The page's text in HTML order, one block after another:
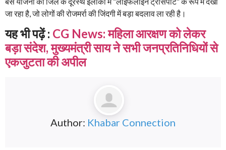
जा रहा है, जो लोगों की रोजमर्रा की जिंदगी में बड़ा बदलाव ला रही है।
यह भी पढ़ें : CG News: महिला आरक्षण को लेकर
बड़ा संदेश, मुख्यमंत्री साय ने सभी जनप्रतिनिधियों से
एकजुटता की अपील
Author: Khabar Connection